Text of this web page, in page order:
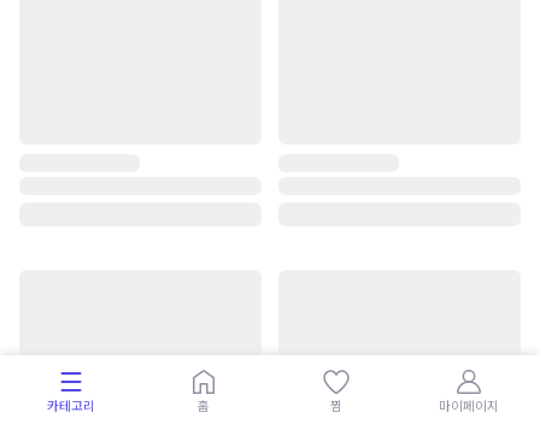
카테고리 홈 찜 마이페이지